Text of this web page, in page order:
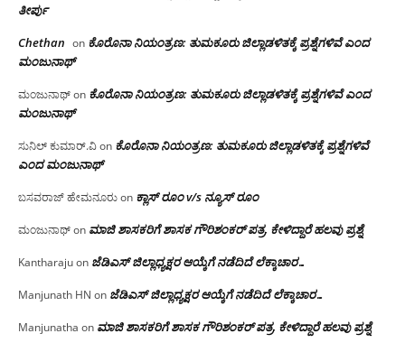
ತೀರ್ಪು
Chethan on ಕೊರೊನಾ ನಿಯಂತ್ರಣ: ತುಮಕೂರು ಜಿಲ್ಲಾಡಳಿತಕ್ಕೆ ಪ್ರಶ್ನೆಗಳಿವೆ ಎಂದ
ಮಂಜು‌ನಾಥ್
ಮಂಜುನಾಥ್on ಕೊರೊನಾ ನಿಯಂತ್ರಣ: ತುಮಕೂರು ಜಿಲ್ಲಾಡಳಿತಕ್ಕೆ ಪ್ರಶ್ನೆಗಳಿವೆ ಎಂದ
ಮಂಜು‌ನಾಥ್
ಸುನಿಲ್ ಕುಮಾರ್.ವಿon ಕೊರೊನಾ ನಿಯಂತ್ರಣ: ತುಮಕೂರು ಜಿಲ್ಲಾಡಳಿತಕ್ಕೆ ಪ್ರಶ್ನೆಗಳಿವೆ
ಎಂದ ಮಂಜು‌ನಾಥ್
ಬಸವರಾಜ್ ಹೇಮನೂರುon ಕ್ಲಾಸ್ ರೂಂ v/s ನ್ಯೂಸ್ ರೂಂ
ಮಂಜುನಾಥ್on ಮಾಜಿ ಶಾಸಕರಿಗೆ ಶಾಸಕ ಗೌರಿಶಂಕರ್ ಪತ್ರ, ಕೇಳಿದ್ದಾರೆ ಹಲವು ಪ್ರಶ್ನೆ
Kantharajuon ಜೆಡಿಎಸ್ ಜಿಲ್ಲಾಧ್ಯಕ್ಷರ ಆಯ್ಕೆಗೆ ನಡೆದಿದೆ ಲೆಕ್ಕಾಚಾರ…
Manjunath HN on ಜೆಡಿಎಸ್ ಜಿಲ್ಲಾಧ್ಯಕ್ಷರ ಆಯ್ಕೆಗೆ ನಡೆದಿದೆ ಲೆಕ್ಕಾಚಾರ…
Manjunatha on ಮಾಜಿ ಶಾಸಕರಿಗೆ ಶಾಸಕ ಗೌರಿಶಂಕರ್ ಪತ್ರ, ಕೇಳಿದ್ದಾರೆ ಹಲವು ಪ್ರಶ್ನೆ